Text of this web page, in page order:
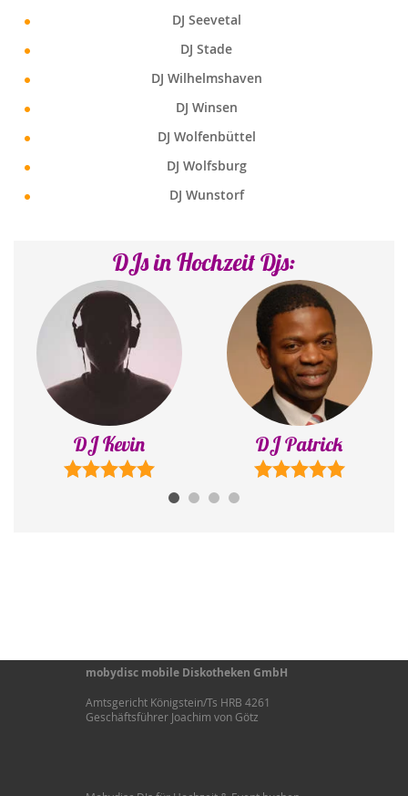
DJ Seevetal
DJ Stade
DJ Wilhelmshaven
DJ Winsen
DJ Wolfenbüttel
DJ Wolfsburg
DJ Wunstorf
DJs in Hochzeit Djs:
DJ Patrick DJ Konstantin
mobydisc mobile Diskotheken GmbH
Amtsgericht Königstein/Ts HRB 4261
Geschäftsführer Joachim von Götz